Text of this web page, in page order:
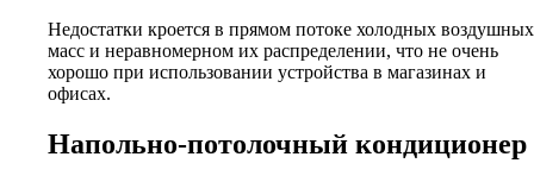
Недостатки кроется в прямом потоке холодных воздушных
масс и неравномерном их распределении, что не очень
хорошо при использовании устройства в магазинах и
офисах.
Напольно-потолочный кондиционер